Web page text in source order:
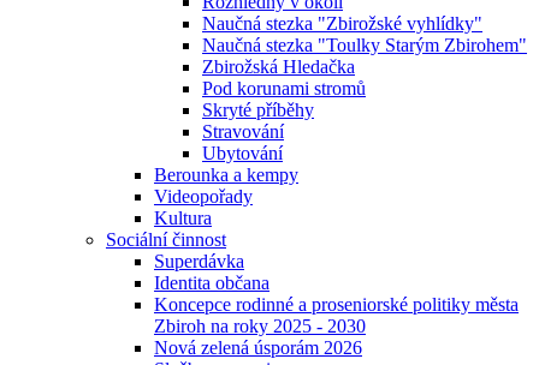
Naučná stezka "Zbirožské vyhlídky"
Naučná stezka "Toulky Starým Zbirohem"
Zbirožská Hledačka
Pod korunami stromů
Skryté příběhy
Stravování
Ubytování
Berounka a kempy
Videopořady
Kultura
Sociální činnost
Superdávka
Identita občana
Koncepce rodinné a proseniorské politiky města
Zbiroh na roky 2025 - 2030
Nová zelená úsporám 2026